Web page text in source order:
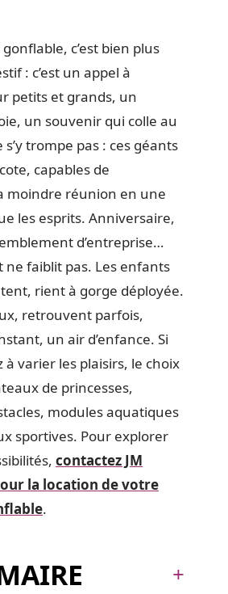
c’est bien plus
: c’est un appel à
petits et grands, un
un souvenir qui colle au
trompe pas : ces géants
capables de
moindre réunion en une
les esprits. Anniversaire,
d’entreprise…
ne faiblit pas. Les enfants
rient à gorge déployée.
retrouvent parfois,
un air d’enfance. Si
à varier les plaisirs, le choix
de princesses,
modules aquatiques
sportives. Pour explorer
contactez JM
la location de votre
.